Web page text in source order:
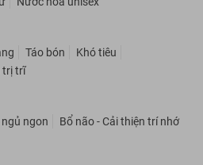
Táo bón
Khó tiêu
trị trĩ
ngon Bổ não - Cải thiện trí nhớ